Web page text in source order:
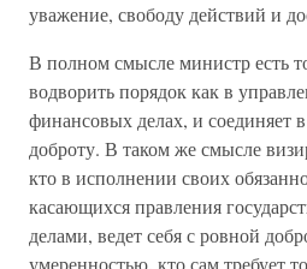
уважение, свободу действий и
В полном смысле министр есть
водворить порядок как в
финансовых делах, и соединяет
доброту. В таком же смысле
кто в исполнении своих
касающихся правления
делами, ведет себя с ровной
умеренностью, кто сам требует